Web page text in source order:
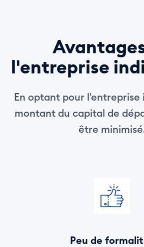
l'entreprise
En optant pour l'entreprise
montant du capital de
être
Peu de